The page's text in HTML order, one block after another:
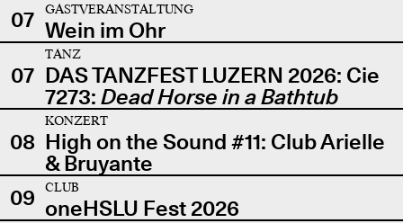
07
GASTVERANSTALTUNG
Wein im Ohr
07
TANZ
DAS TANZFEST LUZERN 2026: Cie
7273: Dead Horse in a Bathtub
08
KONZERT
High on the Sound #11: Club Arielle
& Bruyante
09
CLUB
oneHSLU Fest 2026